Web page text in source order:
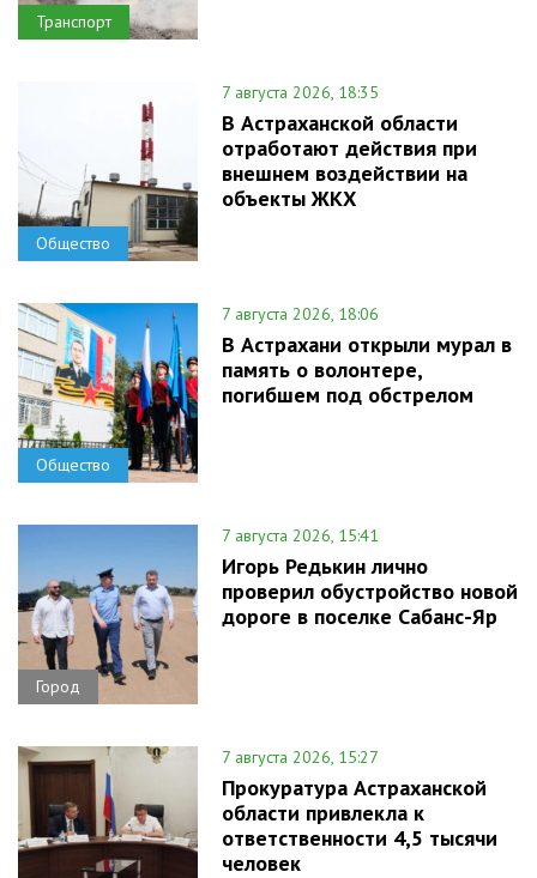
Транспорт
Общество
7 августа 2026, 18:35
В Астраханской области
отработают действия при
внешнем воздействии на
объекты ЖКХ
Общество
7 августа 2026, 18:06
В Астрахани открыли мурал в
память о волонтере,
погибшем под обстрелом
Город
7 августа 2026, 15:41
Игорь Редькин лично
проверил обустройство новой
дороге в поселке Сабанс-Яр
7 августа 2026, 15:27
Прокуратура Астраханской
области привлекла к
ответственности 4,5 тысячи
человек